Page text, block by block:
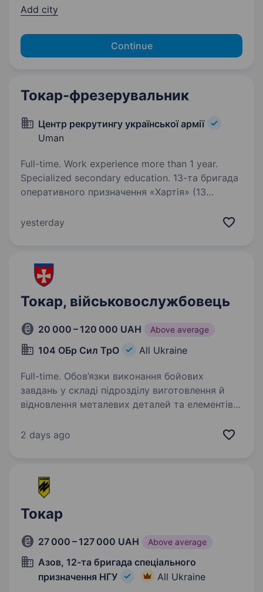
Add city
Continue
Токар-фрезерувальник
Центр рекрутингу української армії
Uman
Full-time. Work experience more than 1 year.
Specialized secondary education. 13-та бригада
оперативного призначення «Хартія» (13
гвардії України. Після початку російського
yesterday
Токар, військовослужбовець
20 000 – 120 000 UAH Above average
104 ОБр Сил ТрО All Ukraine
Full-time. Обов’язки виконання бойових
завдань у складі підрозділу виготовлення й
відновлення металевих деталей та елементів
підготовка до роботи та поточне
2 days ago
Токар
27 000 – 127 000 UAH Above average
Азов, 12-та бригада спеціального
призначення НГУ
All Ukraine